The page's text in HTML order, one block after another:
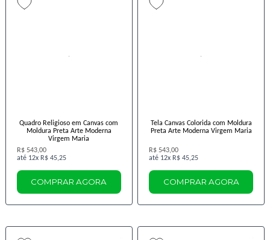
Quadro Religioso em Canvas com
Moldura Preta Arte Moderna
Virgem Maria
R$ 543,00
12x R$ 45,25
COMPRAR AGORA
Tela Canvas Colorida com Moldura
Preta Arte Moderna Virgem Maria
R$ 543,00
12x R$ 45,25
COMPRAR AGORA